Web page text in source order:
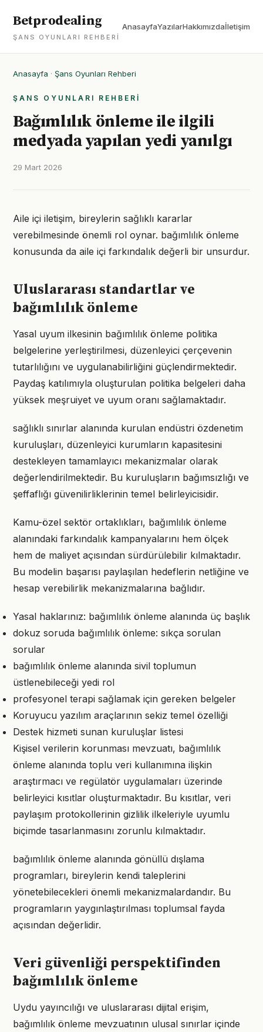
Betprodealing
ŞANS OYUNLARI REHBERI
AnasayfaYazılarHakkımızdaİletişim
Anasayfa · Şans Oyunları Rehberi
ŞANS OYUNLARI REHBERI
Bağımlılık önleme ile ilgili
medyada yapılan yedi yanılgı
29 Mart 2026
Aile içi iletişim, bireylerin sağlıklı kararlar
verebilmesinde önemli rol oynar. bağımlılık önleme
konusunda da aile içi farkındalık değerli bir unsurdur.
Uluslararası standartlar ve
bağımlılık önleme
Yasal uyum ilkesinin bağımlılık önleme politika
belgelerine yerleştirilmesi, düzenleyici çerçevenin
tutarlılığını ve uygulanabilirliğini güçlendirmektedir.
Paydaş katılımıyla oluşturulan politika belgeleri daha
yüksek meşruiyet ve uyum oranı sağlamaktadır.
sağlıklı sınırlar alanında kurulan endüstri özdenetim
kuruluşları, düzenleyici kurumların kapasitesini
destekleyen tamamlayıcı mekanizmalar olarak
değerlendirilmektedir. Bu kuruluşların bağımsızlığı ve
şeffaflığı güvenilirliklerinin temel belirleyicisidir.
Kamu-özel sektör ortaklıkları, bağımlılık önleme
alanındaki farkındalık kampanyalarını hem ölçek
hem de maliyet açısından sürdürülebilir kılmaktadır.
Bu modelin başarısı paylaşılan hedeflerin netliğine ve
hesap verebilirlik mekanizmalarına bağlıdır.
Yasal haklarınız: bağımlılık önleme alanında üç başlık
dokuz soruda bağımlılık önleme: sıkça sorulan
sorular
bağımlılık önleme alanında sivil toplumun
üstlenebileceği yedi rol
profesyonel terapi sağlamak için gereken belgeler
Koruyucu yazılım araçlarının sekiz temel özelliği
Destek hizmeti sunan kuruluşlar listesi
Kişisel verilerin korunması mevzuatı, bağımlılık
önleme alanında toplu veri kullanımına ilişkin
araştırmacı ve regülatör uygulamaları üzerinde
belirleyici kısıtlar oluşturmaktadır. Bu kısıtlar, veri
paylaşım protokollerinin gizlilik ilkeleriyle uyumlu
biçimde tasarlanmasını zorunlu kılmaktadır.
bağımlılık önleme alanında gönüllü dışlama
programları, bireylerin kendi taleplerini
yönetebilecekleri önemli mekanizmalardandır. Bu
programların yaygınlaştırılması toplumsal fayda
açısından değerlidir.
Veri güvenliği perspektifinden
bağımlılık önleme
Uydu yayıncılığı ve uluslararası dijital erişim,
bağımlılık önleme mevzuatının ulusal sınırlar içinde